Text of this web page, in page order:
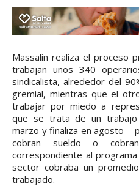
Massalin realiza el proceso
trabajan unos 340
sindicalista, alrededor del
gremial, mientras que el
trabajar por miedo a
que se trata de un trabajo
marzo y finaliza en agosto –
cobran sueldo o
correspondiente al
sector cobraba un
trabajado.